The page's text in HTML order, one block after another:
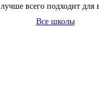
лучше всего подходит для
Все школы